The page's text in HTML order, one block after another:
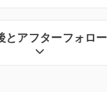
とアフターフォロー